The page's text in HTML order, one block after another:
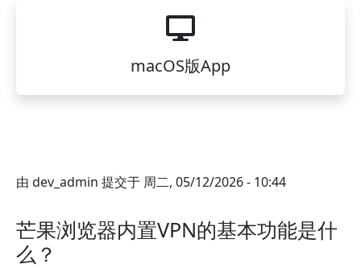
macOS版App
由 dev_admin 提交于 周二, 05/12/2026 - 10:44
芒果浏览器内置VPN的基本功能是什
么？